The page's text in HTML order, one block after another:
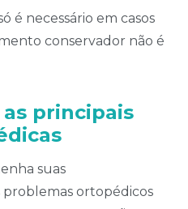
é necessário em casos
conservador não é
principais
suas
ortopédicos